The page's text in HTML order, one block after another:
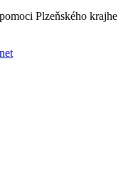
Plzeňského krajhe